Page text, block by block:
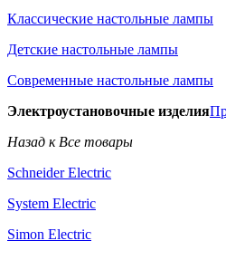
Классические настольные лампы
Детские настольные лампы
Современные настольные лампы
Электроустановочные изделия
Назад к Все товары
Schneider Electric
System Electric
Simon Electric